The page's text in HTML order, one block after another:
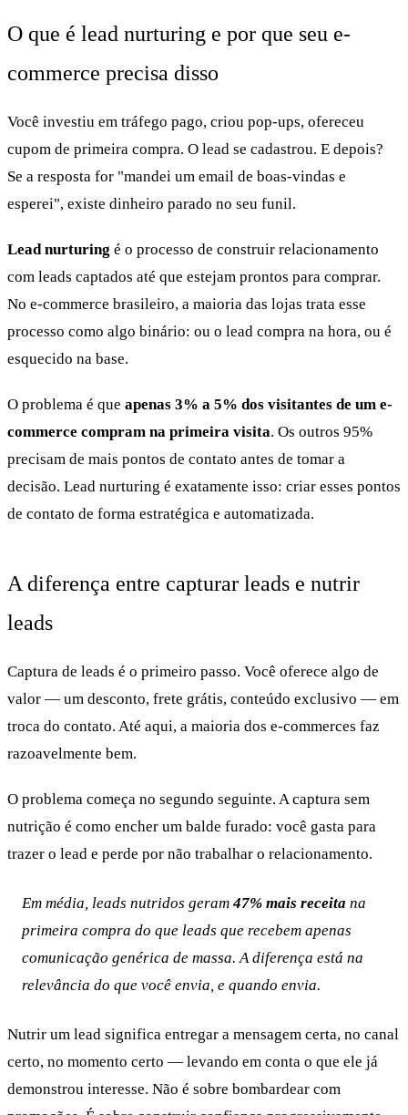
O que é lead nurturing e por que seu e-
commerce precisa disso
Você investiu em tráfego pago, criou pop-ups, ofereceu
cupom de primeira compra. O lead se cadastrou. E depois?
Se a resposta for "mandei um email de boas-vindas e
esperei", existe dinheiro parado no seu funil.
Lead nurturing é o processo de construir relacionamento
com leads captados até que estejam prontos para comprar.
No e-commerce brasileiro, a maioria das lojas trata esse
processo como algo binário: ou o lead compra na hora, ou é
esquecido na base.
O problema é que apenas 3% a 5% dos visitantes de um e-
commerce compram na primeira visita. Os outros 95%
precisam de mais pontos de contato antes de tomar a
decisão. Lead nurturing é exatamente isso: criar esses pontos
de contato de forma estratégica e automatizada.
A diferença entre capturar leads e nutrir
leads
Captura de leads é o primeiro passo. Você oferece algo de
valor — um desconto, frete grátis, conteúdo exclusivo — em
troca do contato. Até aqui, a maioria dos e-commerces faz
razoavelmente bem.
O problema começa no segundo seguinte. A captura sem
nutrição é como encher um balde furado: você gasta para
trazer o lead e perde por não trabalhar o relacionamento.
Em média, leads nutridos geram47% mais receita na
primeira compra do que leads que recebem apenas
comunicação genérica de massa. A diferença está na
relevância do que você envia, e quando envia.
Nutrir um lead significa entregar a mensagem certa, no canal
certo, no momento certo — levando em conta o que ele já
demonstrou interesse. Não é sobre bombardear com